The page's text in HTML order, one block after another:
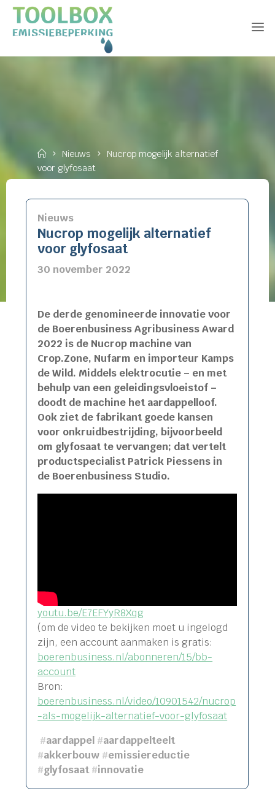
Skip
content
HomeNieuws
Nucrop mogelijk alternatief
voor glyfosaat
Nieuws
Nucrop mogelijk alternatief
voor glyfosaat
30 november 2022
De derde genomineerde innovatie voor
de Boerenbusiness Agribusiness Award
2022 is de Nucrop machine van
Crop.Zone, Nufarm en importeur Kamps
de Wild. Middels elektrocutie – en met
behulp van een geleidingsvloeistof –
doodt de machine het aardappelloof.
Ook ziet de fabrikant goede kansen
voor onkruidbestrijding, bijvoorbeeld
om glyfosaat te vervangen; dat vertelt
productspecialist Patrick Piessens in
de Boerenbusiness Studio.
youtu.be/E7EFYyR8Xqg
(om de video te bekijken moet u ingelogd
zijn, een account aanmaken is gratis:
boerenbusiness.nl/abonneren/15/bb-
account
Bron:
boerenbusiness.nl/video/10901542/nucrop
-als-mogelijk-alternatief-voor-glyfosaat
#aardappel #aardappelteelt
#akkerbouw #emissiereductie
#glyfosaat #innovatie